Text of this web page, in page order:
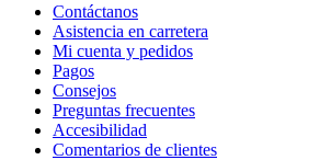
Contáctanos
Asistencia en carretera
Mi cuenta y pedidos
Pagos
Consejos
Preguntas frecuentes
Accesibilidad
Comentarios de clientes